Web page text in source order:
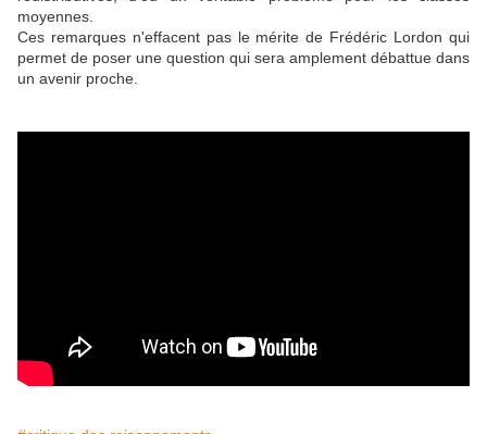
moyennes.
Ces remarques n'effacent pas le mérite de Frédéric Lordon qui
permet de poser une question qui sera amplement débattue dans
un avenir proche.